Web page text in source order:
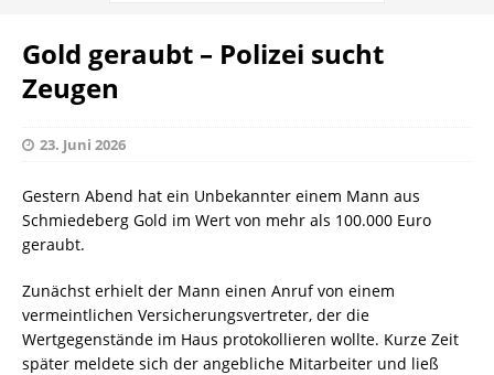
Gold geraubt – Polizei sucht
Zeugen
23. Juni 2026
Gestern Abend hat ein Unbekannter einem Mann aus
Schmiedeberg Gold im Wert von mehr als 100.000 Euro
geraubt.
Zunächst erhielt der Mann einen Anruf von einem
vermeintlichen Versicherungsvertreter, der die
Wertgegenstände im Haus protokollieren wollte. Kurze Zeit
später meldete sich der angebliche Mitarbeiter und ließ